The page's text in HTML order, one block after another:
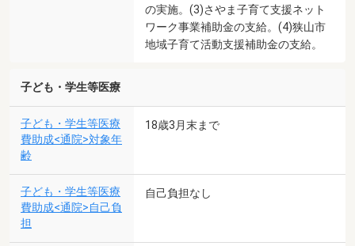
の実施。(3)さやま子育て支援ネット
ワーク事業補助金の支給。(4)狭山市
地域子育て活動支援補助金の支給。
子ども・学生等医療
子ども・学生等医療
費助成<通院>対象年
齢
18歳3月末まで
子ども・学生等医療
費助成<通院>自己負
担
自己負担なし